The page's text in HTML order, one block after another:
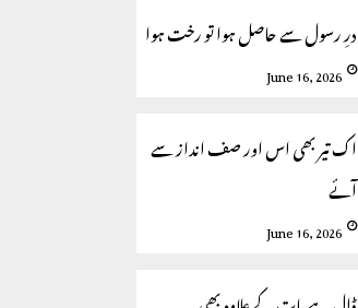
درِ رسول سے حاصل ہوا تو رخت ہوا
June 16, 2026
اک تیر بھی اس اور صف انداز سے
آئے
June 16, 2026